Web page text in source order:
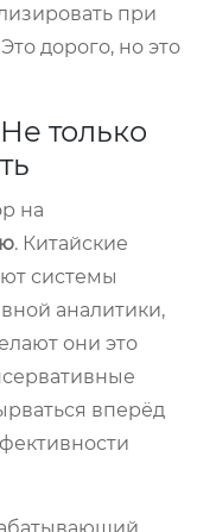
при
дорого, но это
только
на
. Китайские
системы
аналитики,
они это
вперёд